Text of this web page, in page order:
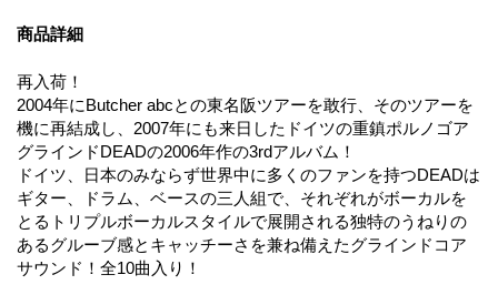
商品詳細
再入荷！
2004年にButcher abcとの東名阪ツアーを敢行、そのツアーを
機に再結成し、2007年にも来日したドイツの重鎮ポルノゴア
グラインドDEADの2006年作の3rdアルバム！
ドイツ、日本のみならず世界中に多くのファンを持つDEADは
ギター、ドラム、ベースの三人組で、それぞれがボーカルを
とるトリプルボーカルスタイルで展開される独特のうねりの
あるグルーブ感とキャッチーさを兼ね備えたグラインドコア
サウンド！全10曲入り！